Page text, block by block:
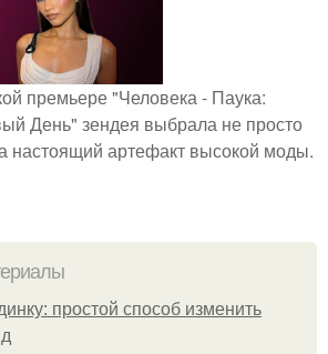
премьере "Человека - Паука:
День" зендея выбрала не просто
настоящий артефакт высокой моды.
простой способ изменить